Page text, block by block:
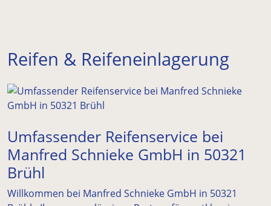
Reifen & Reifeneinlagerung
Umfassender Reifenservice bei
Manfred Schnieke GmbH in 50321
Brühl
Willkommen bei Manfred Schnieke GmbH in 50321